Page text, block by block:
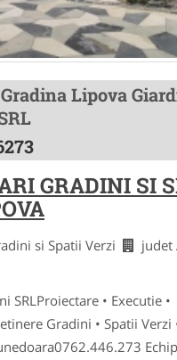
Lipova
GRADINI SI
si Spatii Verzi
judet
SRLProiectare • Executie •
Gradini • Spatii Verzi